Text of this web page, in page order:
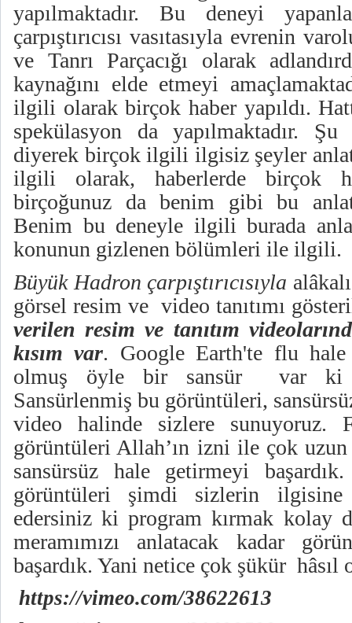
yapılmaktadır. Bu deneyi
çarpıştırıcısı vasıtasıyla evrenin
ve Tanrı Parçacığı olarak
kaynağını elde etmeyi
ilgili olarak birçok haber yapıldı.
spekülasyon da yapılmaktadır.
diyerek birçok ilgili ilgisiz şeyler
ilgili olarak, haberlerde birçok
birçoğunuz da benim gibi bu
Benim bu deneyle ilgili burada
konunun gizlenen bölümleri ile ilgili.
Büyük Hadron çarpıştırıcısıyla
görsel resim ve video tanıtımı
verilen resim ve tanıtım
kısım var. Google Earth'te flu
olmuş öyle bir sansür var ki
Sansürlenmiş bu görüntüleri,
video halinde sizlere
görüntüleri Allah’ın izni ile çok
sansürsüz hale getirmeyi
görüntüleri şimdi sizlerin ilgisine
edersiniz ki program kırmak kolay
meramımızı anlatacak kadar
başardık. Yani netice çok şükür hâsıl
https://vimeo.com/38622613